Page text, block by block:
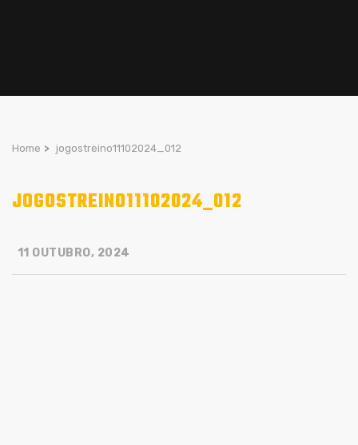
Home > jogostreino11102024_012
JOGOSTREINO11102024_012
11 OUTUBRO, 2024